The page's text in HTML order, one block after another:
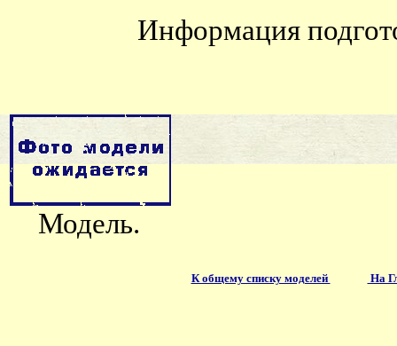
Информация
Модель.
К общему списку моделей На